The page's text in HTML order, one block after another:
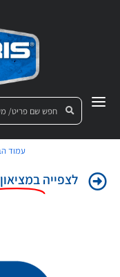
עמוד
לצפייה